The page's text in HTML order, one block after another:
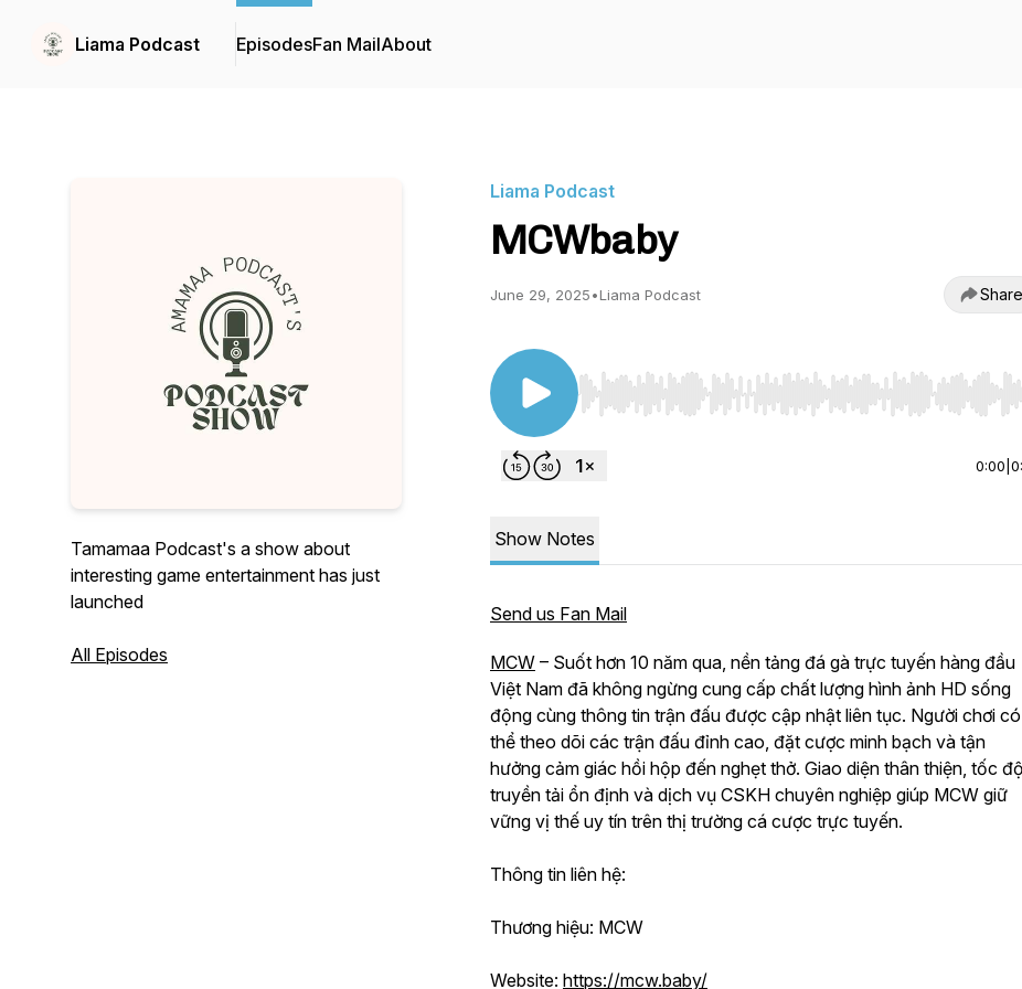
Liama Podcast EpisodesFan MailAbout
Tamamaa Podcast's a show about
interesting game entertainment has just
launched
All Episodes
Liama Podcast
MCWbaby
June 29, 2025•Liama Podcast Share
Use Left/Right to seek, Home/End to jump to start or
0:00
Show Notes
Send us Fan Mail
MCW – Suốt hơn 10 năm qua, nền tảng đá gà trực tuyến hàng đầu
Việt Nam đã không ngừng cung cấp chất lượng hình ảnh HD sống
động cùng thông tin trận đấu được cập nhật liên tục. Người chơi có
thể theo dõi các trận đấu đỉnh cao, đặt cược minh bạch và tận
hưởng cảm giác hồi hộp đến nghẹt thở. Giao diện thân thiện, tốc độ
truyền tải ổn định và dịch vụ CSKH chuyên nghiệp giúp MCW giữ
vững vị thế uy tín trên thị trường cá cược trực tuyến.
Thông tin liên hệ:
Thương hiệu: MCW
Website: https://mcw.baby/